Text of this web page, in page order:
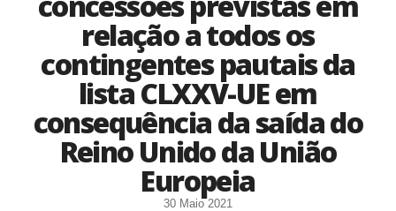
relação a todos os
contingentes pautais da
lista CLXXV-UE em
consequência da saída do
Reino Unido da União
Europeia
30 Maio 2021